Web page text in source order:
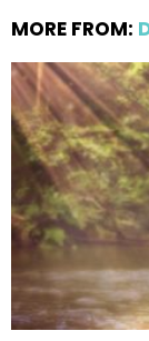
MORE FROM: